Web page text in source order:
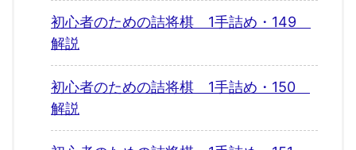
初心者のための詰将棋 1手詰め・149
解説
初心者のための詰将棋 1手詰め・150
解説